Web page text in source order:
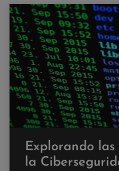
Explorando las
la